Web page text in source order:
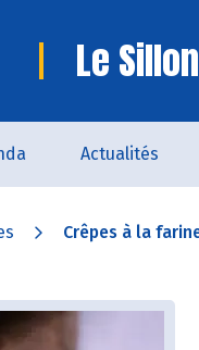
Le
Actualités
Crêpes à la